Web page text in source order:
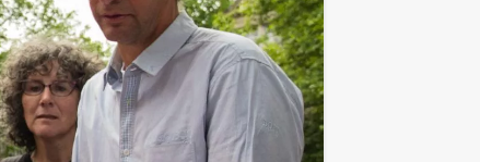
Vanaf€ 27,50p.p. excl. BTW
over de Nederlandse muziek en